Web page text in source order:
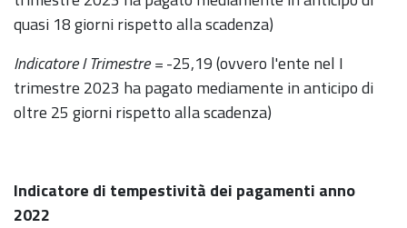
quasi 18 giorni rispetto alla scadenza)
Indicatore I Trimestre =-25,19 (ovvero l'ente nel I
trimestre 2023 ha pagato mediamente in anticipo di
oltre 25 giorni rispetto alla scadenza)
Indicatore di tempestività dei pagamenti anno
2022